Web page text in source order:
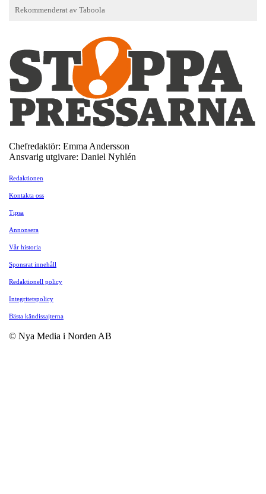
Chefredaktör: Emma Andersson
Ansvarig utgivare: Daniel Nyhlén
Redaktionen
Kontakta oss
Tipsa
Annonsera
Vår historia
Sponsrat innehåll
Redaktionell policy
Integritetspolicy
Bästa kändissajterna
© Nya Media i Norden AB